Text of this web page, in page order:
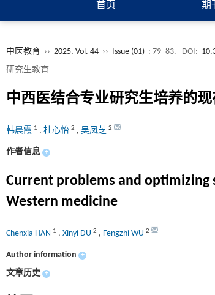
首页 期
中医教育 ›› 2025, Vol. 44 ›› Issue (01) : 79 -83. DOI:
研究生教育
中西医结合专业研究生培养的
韩晨霞 1 , 杜心怡 2 , 吴凤芝 2
作者信息 +
Current problems and optimizing
Western medicine
Chenxia HAN 1 , Xinyi DU 2 , Fengzhi WU 2
Author information +
文章历史 +